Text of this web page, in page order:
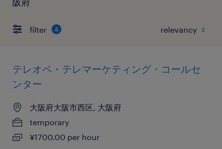
filter 4
テレオペ・テレマーケティング・コールセ
ンター
大阪府大阪市西区, 大阪府
temporary
¥1700.00 per hour